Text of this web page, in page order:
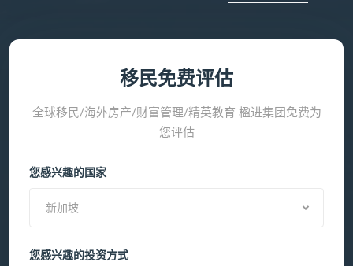
移民免费评估
全球移民/海外房产/财富管理/精英教育 楹进集团免费为
您评估
您感兴趣的国家
新加坡
您感兴趣的投资方式